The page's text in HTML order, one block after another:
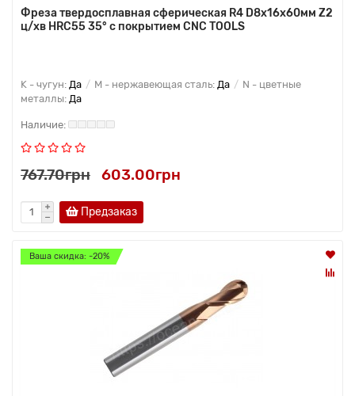
Фреза твердосплавная сферическая R4 D8x16x60мм Z2
ц/хв HRC55 35° с покрытием CNC TOOLS
K - чугун: Да M - нержавеющая сталь: Да
N - цветные
металлы: Да
767.70грн 603.00грн
Предзаказ
Ваша скидка: -20%